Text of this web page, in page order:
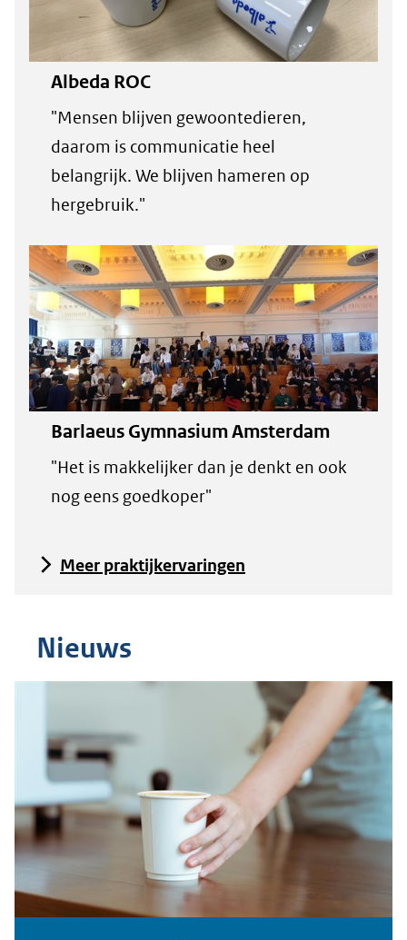
Albeda ROC
"Mensen blijven gewoontedieren,
daarom is communicatie heel
belangrijk. We blijven hameren op
hergebruik."
Barlaeus Gymnasium Amsterdam
"Het is makkelijker dan je denkt en ook
nog eens goedkoper"
Meer praktijkervaringen
Nieuws